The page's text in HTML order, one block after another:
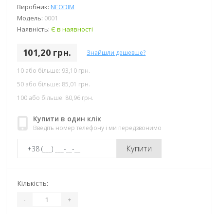
Виробник: NEODIM
Модель: 0001
Наявність: Є в наявності
101,20 грн. Знайшли дешевше?
10 або більше: 93,10 грн.
50 або більше: 85,01 грн.
100 або більше: 80,96 грн.
Купити в один клік
Введіть номер телефону і ми передзвонимо
Купити
Кількість:
- +